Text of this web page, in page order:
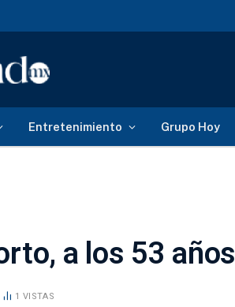
Entretenimiento Grupo Hoy
a los 53 años
1 VISTAS